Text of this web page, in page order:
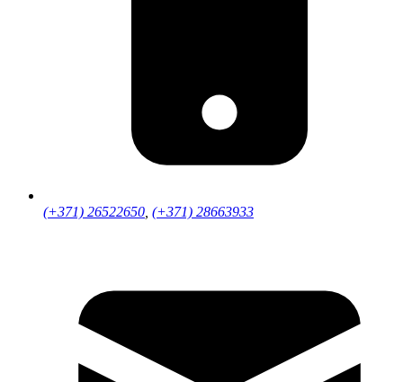
(+371) 26522650, (+371) 28663933